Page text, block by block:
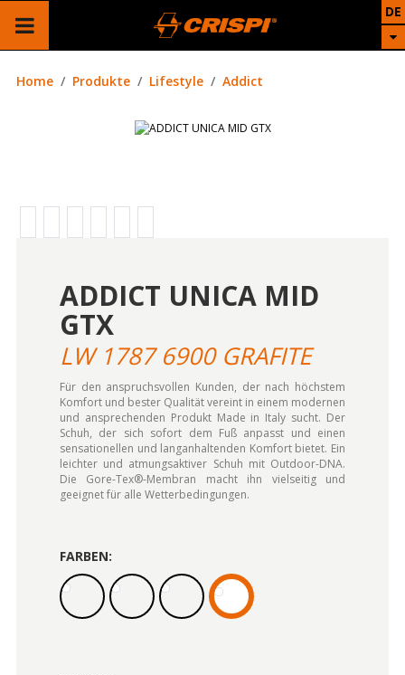
DE
Home Produkte Lifestyle Addict
ADDICT UNICA MID
GTX
LW 1787 6900 GRAFITE
Für den anspruchsvollen Kunden, der nach höchstem
Komfort und bester Qualität vereint in einem modernen
und ansprechenden Produkt Made in Italy sucht. Der
Schuh, der sich sofort dem Fuß anpasst und einen
sensationellen und langanhaltenden Komfort bietet. Ein
leichter und atmungsaktiver Schuh mit Outdoor-DNA.
Die Gore-Tex®-Membran macht ihn vielseitig und
geeignet für alle Wetterbedingungen.
FARBEN: